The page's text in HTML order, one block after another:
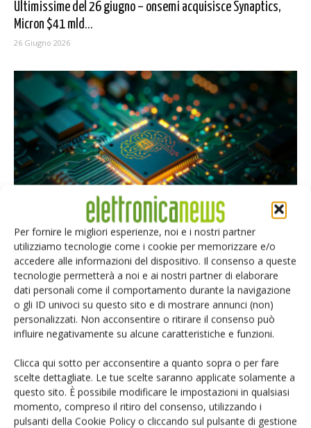
Per fornire le migliori esperienze, noi e i nostri partner
utilizziamo tecnologie come i cookie per memorizzare e/o
accedere alle informazioni del dispositivo. Il consenso a queste
tecnologie permetterà a noi e ai nostri partner di elaborare
dati personali come il comportamento durante la navigazione
o gli ID univoci su questo sito e di mostrare annunci (non)
personalizzati. Non acconsentire o ritirare il consenso può
influire negativamente su alcune caratteristiche e funzioni.
Clicca qui sotto per acconsentire a quanto sopra o per fare
scelte dettagliate. Le tue scelte saranno applicate solamente a
questo sito. È possibile modificare le impostazioni in qualsiasi
momento, compreso il ritiro del consenso, utilizzando i
pulsanti della Cookie Policy o cliccando sul pulsante di gestione
Ultimissime del 26 giugno – onsemi acquisisce Synaptics,
Micron $41 mld...
26 Giugno 2026
Mythic punta sull’analogico
Riccardo Busetto - 19 Marzo 2026
Selezione di elettronica